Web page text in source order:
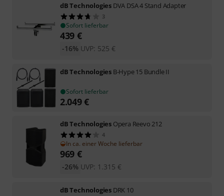
dB Technologies DVA DSA 4 Stand Adapter
3
Sofort lieferbar
439 €
UVP: 525 €
-16%
dB Technologies B-Hype 15 Bundle II
Sofort lieferbar
2.049€
dB Technologies Opera Reevo 212
4
In ca. einer Woche lieferbar
969 €
UVP: 1.315 €
-26%
dB Technologies DRK 10